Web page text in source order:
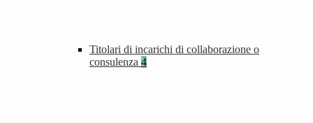
Titolari di incarichi di collaborazione o
consulenza 4